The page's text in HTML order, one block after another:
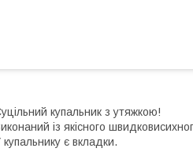
купальник з утяжкою!
із якісного
купальнику є вкладки.